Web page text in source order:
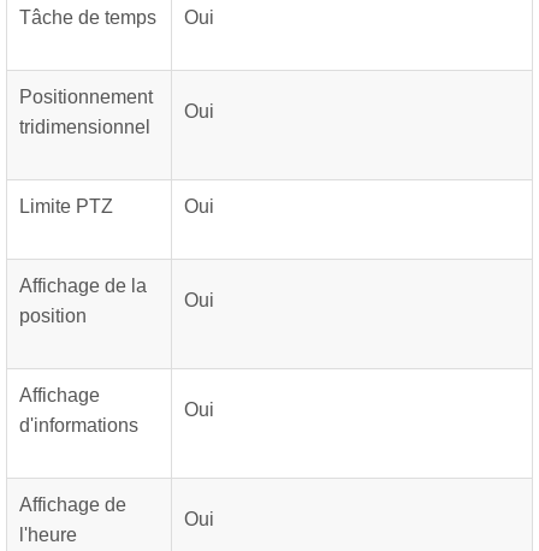
Tâche de temps Oui
Positionnement
tridimensionnel
Oui
Limite PTZ Oui
Affichage de la
position
Oui
Affichage
d'informations
Oui
Affichage de
l'heure
Oui